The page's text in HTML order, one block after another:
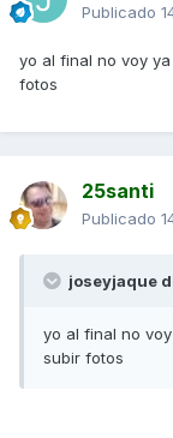
Publicado
yo al final no voy
fotos
25santi
Publicado
joseyjaque
yo al final no
subir fotos